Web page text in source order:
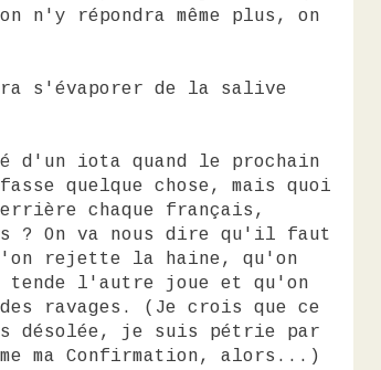
n'y répondra même plus, on
s'évaporer de la salive
d'un iota quand le prochain
quelque chose, mais quoi
chaque français,
? On va nous dire qu'il faut
rejette la haine, qu'on
tende l'autre joue et qu'on
ravages. (Je crois que ce
désolée, je suis pétrie par
ma Confirmation, alors...)